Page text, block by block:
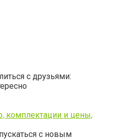
с друзьями:
комплектации и цены,
с новым